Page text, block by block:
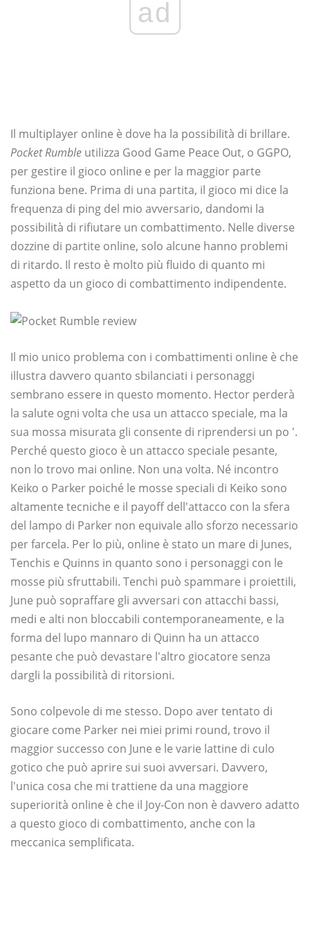
ad
Il multiplayer online è dove ha la possibilità di brillare.
Pocket Rumble utilizza Good Game Peace Out, o GGPO,
per gestire il gioco online e per la maggior parte
funziona bene. Prima di una partita, il gioco mi dice la
frequenza di ping del mio avversario, dandomi la
possibilità di rifiutare un combattimento. Nelle diverse
dozzine di partite online, solo alcune hanno problemi
di ritardo. Il resto è molto più fluido di quanto mi
aspetto da un gioco di combattimento indipendente.
Il mio unico problema con i combattimenti online è che
illustra davvero quanto sbilanciati i personaggi
sembrano essere in questo momento. Hector perderà
la salute ogni volta che usa un attacco speciale, ma la
sua mossa misurata gli consente di riprendersi un po '.
Perché questo gioco è un attacco speciale pesante,
non lo trovo mai online. Non una volta. Né incontro
Keiko o Parker poiché le mosse speciali di Keiko sono
altamente tecniche e il payoff dell'attacco con la sfera
del lampo di Parker non equivale allo sforzo necessario
per farcela. Per lo più, online è stato un mare di Junes,
Tenchis e Quinns in quanto sono i personaggi con le
mosse più sfruttabili. Tenchi può spammare i proiettili,
June può sopraffare gli avversari con attacchi bassi,
medi e alti non bloccabili contemporaneamente, e la
forma del lupo mannaro di Quinn ha un attacco
pesante che può devastare l'altro giocatore senza
dargli la possibilità di ritorsioni.
Sono colpevole di me stesso. Dopo aver tentato di
giocare come Parker nei miei primi round, trovo il
maggior successo con June e le varie lattine di culo
gotico che può aprire sui suoi avversari. Davvero,
l'unica cosa che mi trattiene da una maggiore
superiorità online è che il Joy-Con non è davvero adatto
a questo gioco di combattimento, anche con la
meccanica semplificata.